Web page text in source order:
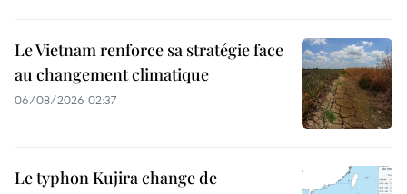
Le Vietnam renforce sa stratégie face
au changement climatique
06/08/2026 02:37
Le typhon Kujira change de